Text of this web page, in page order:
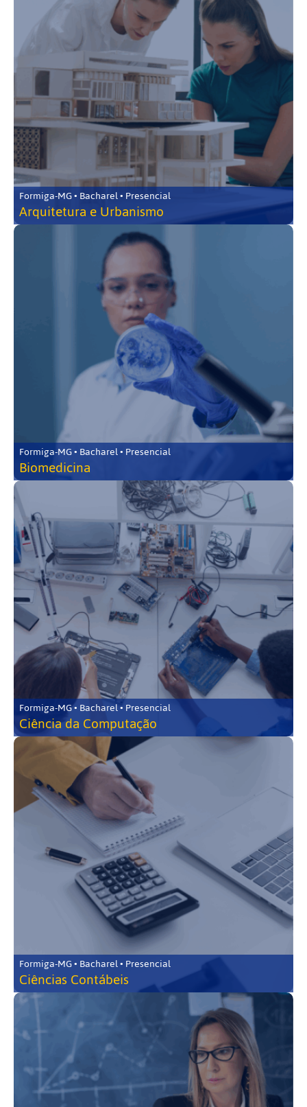
Formiga-MG • Bacharel • Presencial
Arquitetura e Urbanismo
Formiga-MG • Bacharel • Presencial
Biomedicina
Formiga-MG • Bacharel • Presencial
Ciência da Computação
Formiga-MG • Bacharel • Presencial
Ciências Contábeis